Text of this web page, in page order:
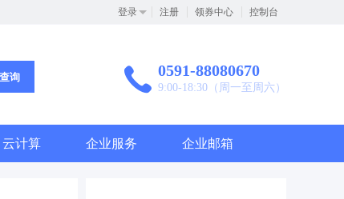
登录 注册 领券中心 控制台
询 0591-88080670
9:00-18:30（周一至周六）
云计算 企业服务 企业邮箱